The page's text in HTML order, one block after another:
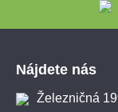
Nájdete nás
Železničná